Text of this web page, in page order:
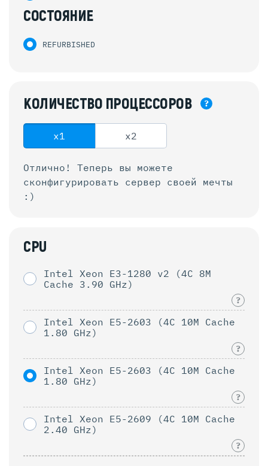
СОСТОЯНИЕ
REFURBISHED
КОЛИЧЕСТВО ПРОЦЕССОРОВ ?
x1 x2
Отлично! Теперь вы можете
сконфигурировать сервер своей мечты
:)
CPU
Intel Xeon E3-1280 v2 (4C 8M
Cache 3.90 GHz)
?
Intel Xeon E5-2603 (4C 10M Cache
1.80 GHz)
?
Intel Xeon E5-2603 (4C 10M Cache
1.80 GHz)
?
Intel Xeon E5-2609 (4C 10M Cache
2.40 GHz)
?